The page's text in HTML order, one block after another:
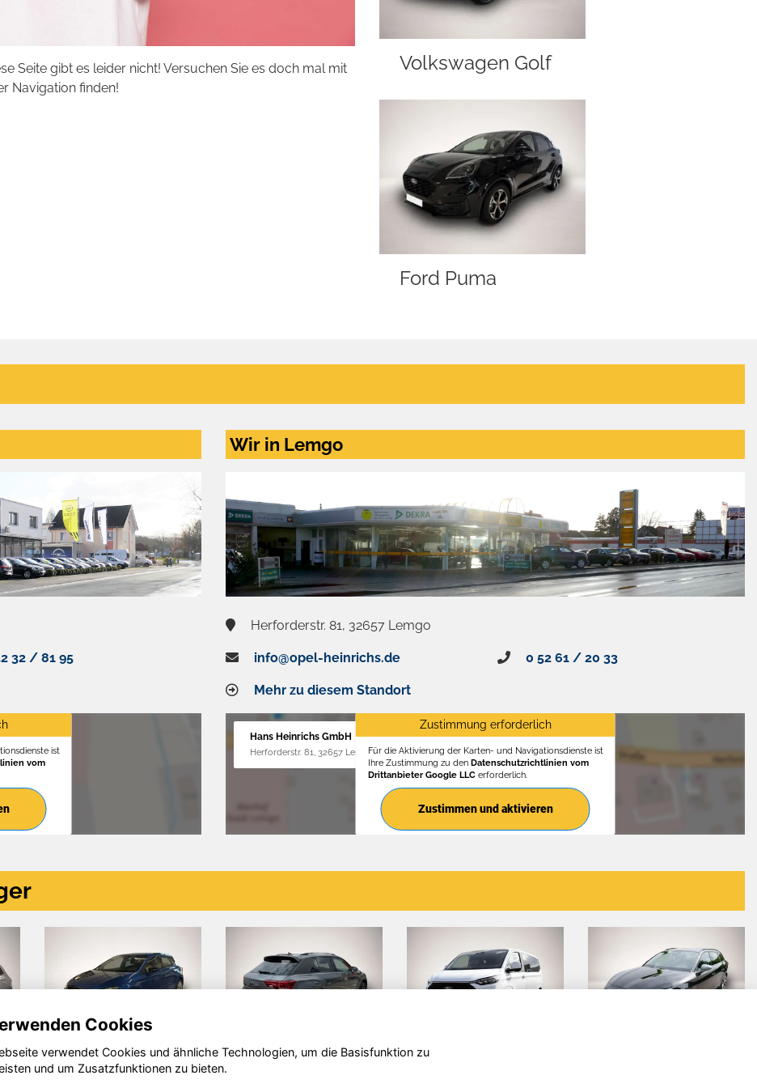
Seite gibt es leider nicht! Versuchen Sie es doch mal mit
Navigation finden!
Volkswagen Golf
Ford Puma
32 / 81 95
ist
vom
Wir in Lemgo
Herforderstr. 81, 32657 Lemgo
info@opel-heinrichs.de 0 52 61 / 20 33
Mehr zu diesem Standort
Hans Heinrichs GmbH
Herforderstr. 81, 32657 Lemgo
Zustimmung erforderlich
Für die Aktivierung der Karten- und Navigationsdienste ist
Ihre Zustimmung zu den Datenschutzrichtlinien vom
Drittanbieter Google LLCerforderlich.
Zustimmen und aktivieren
Volkswagen
T-Roc
Ford
Tourneo
Seat Leon
Cookies
verwendet Cookies und ähnliche Technologien, um die Basisfunktion zu
und um Zusatzfunktionen zu bieten.